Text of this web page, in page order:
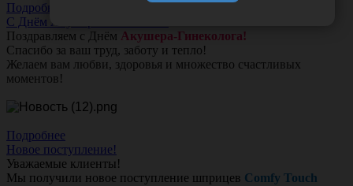
Подробнее
С Днём Акушера-Гинеколога!
Поздравляем с Днём Акушера-Гинеколога!
Спасибо за ваш труд, заботу и тепло!
Желаем вам любви, здоровья и множество счастливых
моментов!
Подробнее
Новое поступление!
Уважаемые клиенты!
Мы получили новое поступление шприцев Comfy Touch